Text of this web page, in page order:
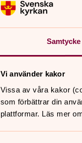
Samtycke
Vi använder kakor
Vissa av våra kakor
som förbättrar din
plattformar. Läs mer